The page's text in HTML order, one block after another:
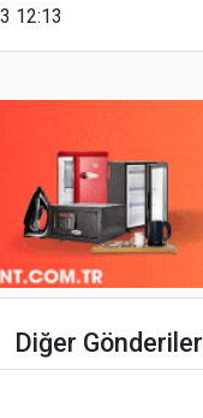
12:13
Diğer Gönderiler
2026’da Şekilleniyor
sonuçlarını açıkladı